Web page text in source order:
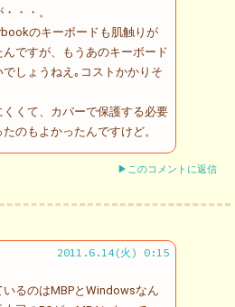
・・。
のキーボードも肌触りが
んですが、もうあのキーボード
でしょうねえ｡コストかかりそ
くくて、カバーで保護する必要
のもよかったんですけど。
▶このコメントに返信
2011.6.14(火) 0:15
るのはMBPとWindowsなん